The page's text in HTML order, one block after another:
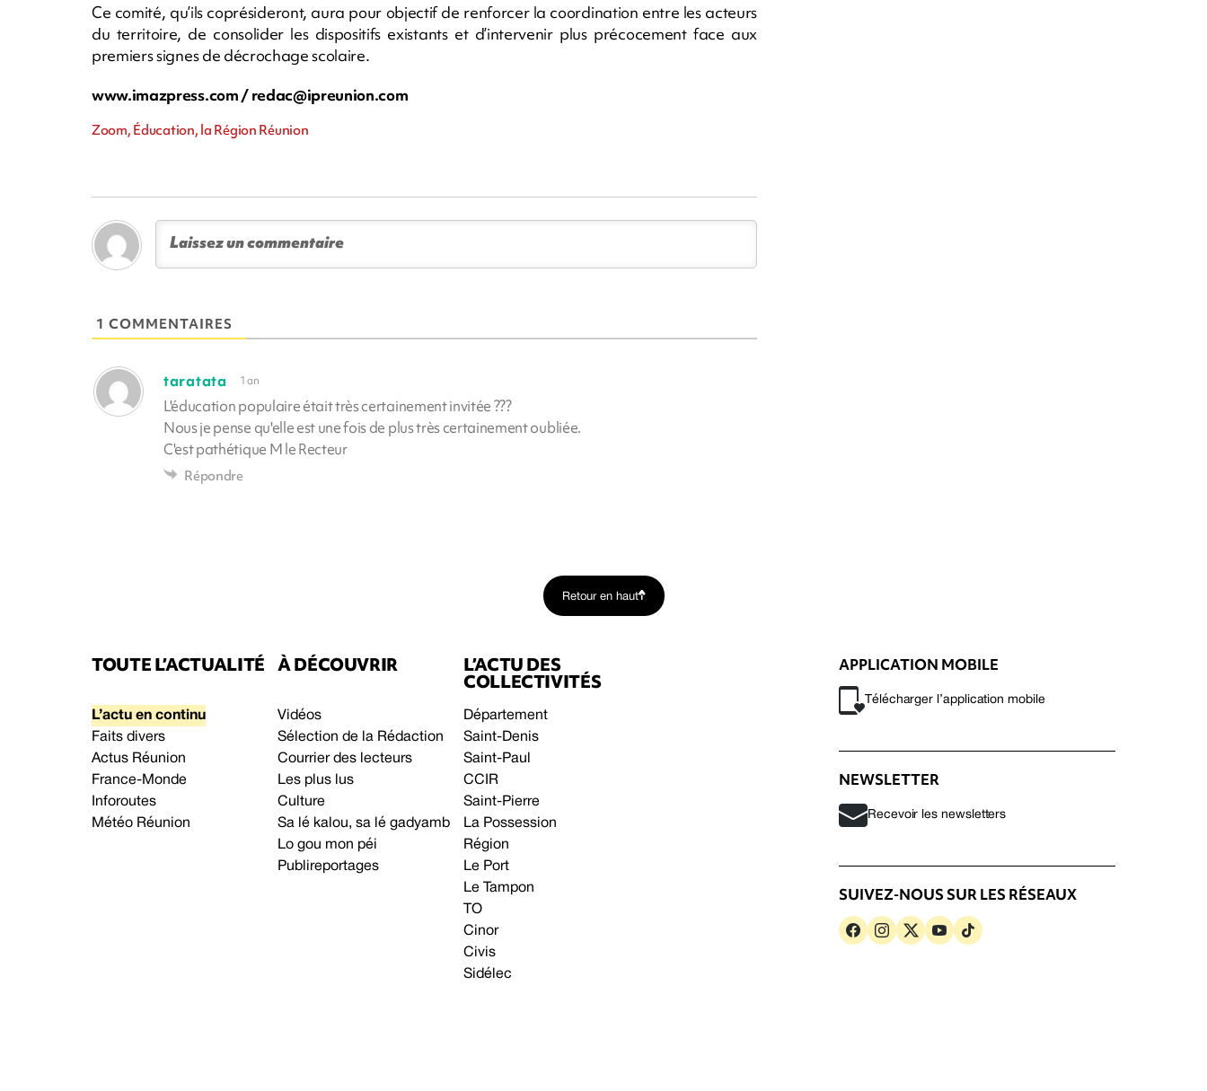
Ce comité, qu’ils coprésideront, aura pour objectif de renforcer la coordination entre les acteurs
du territoire, de consolider les dispositifs existants et d’intervenir plus précocement face aux
premiers signes de décrochage scolaire.
www.imazpress.com /redac@ipreunion.com
Zoom, Éducation, la Région Réunion
1 COMMENTAIRES
taratata 1 an
L'éducation populaire était très certainement invitée ???
Nous je pense qu'elle est une fois de plus très certainement oubliée.
C'est pathétique M le Recteur
Répondre
Retour en haut
TOUTE L’ACTUALITÉ
L’actu en continu
Faits divers
Actus Réunion
France-Monde
Inforoutes
Météo Réunion
À DÉCOUVRIR
Vidéos
Sélection de la Rédaction
Courrier des lecteurs
Les plus lus
Culture
Sa lé kalou, sa lé gadyamb
Lo gou mon péi
Publireportages
L’ACTU DES
COLLECTIVITÉS
Département
Saint-Denis
Saint-Paul
CCIR
Saint-Pierre
La Possession
Région
Le Port
Le Tampon
TO
Cinor
Civis
Sidélec
APPLICATION MOBILE
Télécharger l’application mobile
NEWSLETTER
Recevoir les newsletters
SUIVEZ-NOUS SUR LES RÉSEAUX